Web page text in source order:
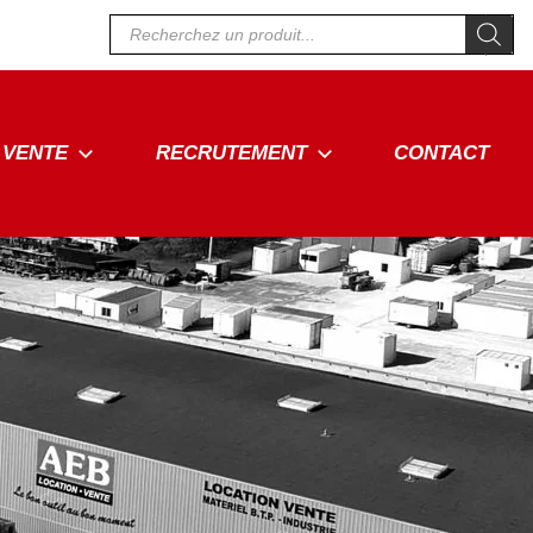
Recherche
de
produits
VENTE RECRUTEMENT CONTACT